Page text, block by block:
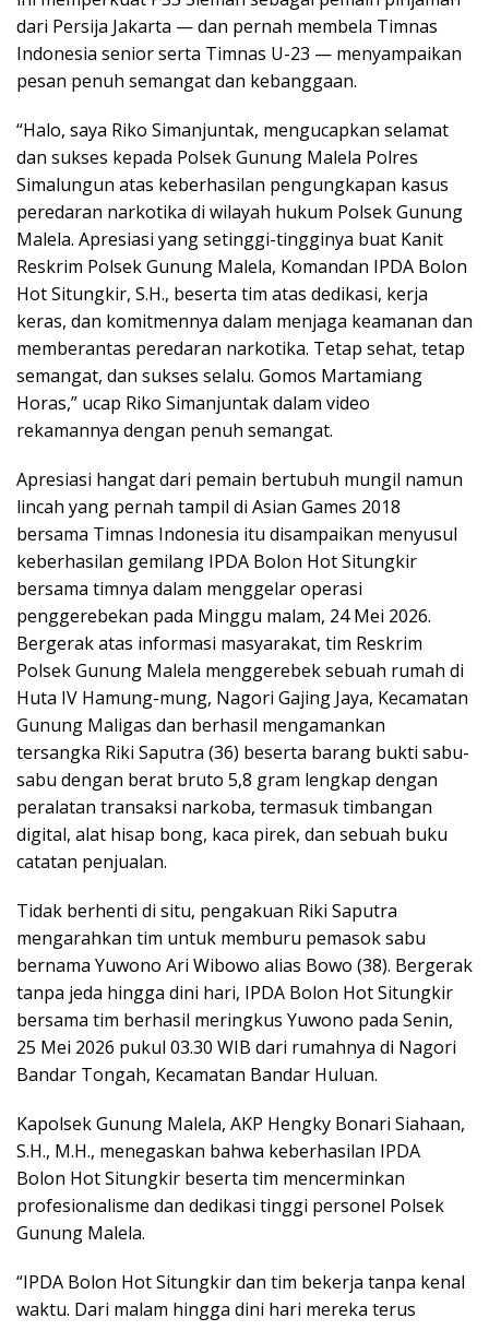
dari Persija Jakarta — dan pernah membela Timnas
Indonesia senior serta Timnas U-23 — menyampaikan
pesan penuh semangat dan kebanggaan.
“Halo, saya Riko Simanjuntak, mengucapkan selamat
dan sukses kepada Polsek Gunung Malela Polres
Simalungun atas keberhasilan pengungkapan kasus
peredaran narkotika di wilayah hukum Polsek Gunung
Malela. Apresiasi yang setinggi-tingginya buat Kanit
Reskrim Polsek Gunung Malela, Komandan IPDA Bolon
Hot Situngkir, S.H., beserta tim atas dedikasi, kerja
keras, dan komitmennya dalam menjaga keamanan dan
memberantas peredaran narkotika. Tetap sehat, tetap
semangat, dan sukses selalu. Gomos Martamiang
Horas,” ucap Riko Simanjuntak dalam video
rekamannya dengan penuh semangat.
Apresiasi hangat dari pemain bertubuh mungil namun
lincah yang pernah tampil di Asian Games 2018
bersama Timnas Indonesia itu disampaikan menyusul
keberhasilan gemilang IPDA Bolon Hot Situngkir
bersama timnya dalam menggelar operasi
penggerebekan pada Minggu malam, 24 Mei 2026.
Bergerak atas informasi masyarakat, tim Reskrim
Polsek Gunung Malela menggerebek sebuah rumah di
Huta IV Hamung-mung, Nagori Gajing Jaya, Kecamatan
Gunung Maligas dan berhasil mengamankan
tersangka Riki Saputra (36) beserta barang bukti sabu-
sabu dengan berat bruto 5,8 gram lengkap dengan
peralatan transaksi narkoba, termasuk timbangan
digital, alat hisap bong, kaca pirek, dan sebuah buku
catatan penjualan.
Tidak berhenti di situ, pengakuan Riki Saputra
mengarahkan tim untuk memburu pemasok sabu
bernama Yuwono Ari Wibowo alias Bowo (38). Bergerak
tanpa jeda hingga dini hari, IPDA Bolon Hot Situngkir
bersama tim berhasil meringkus Yuwono pada Senin,
25 Mei 2026 pukul 03.30 WIB dari rumahnya di Nagori
Bandar Tongah, Kecamatan Bandar Huluan.
Kapolsek Gunung Malela, AKP Hengky Bonari Siahaan,
S.H., M.H., menegaskan bahwa keberhasilan IPDA
Bolon Hot Situngkir beserta tim mencerminkan
profesionalisme dan dedikasi tinggi personel Polsek
Gunung Malela.
“IPDA Bolon Hot Situngkir dan tim bekerja tanpa kenal
waktu. Dari malam hingga dini hari mereka terus